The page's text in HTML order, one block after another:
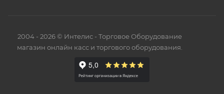
2004 - 2026 © Интелис - Торговое Оборудование
магазин онлайн касс и торгового оборудования.